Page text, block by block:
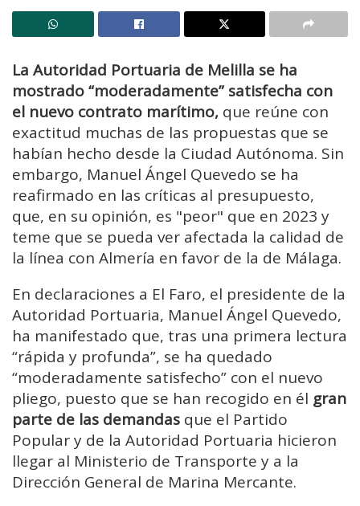
La Autoridad Portuaria de Melilla se ha
mostrado “moderadamente” satisfecha con
el nuevo contrato marítimo, que reúne con
exactitud muchas de las propuestas que se
habían hecho desde la Ciudad Autónoma. Sin
embargo, Manuel Ángel Quevedo se ha
reafirmado en las críticas al presupuesto,
que, en su opinión, es "peor" que en 2023 y
teme que se pueda ver afectada la calidad de
la línea con Almería en favor de la de Málaga.
En declaraciones a El Faro, el presidente de la
Autoridad Portuaria, Manuel Ángel Quevedo,
ha manifestado que, tras una primera lectura
“rápida y profunda”, se ha quedado
“moderadamente satisfecho” con el nuevo
pliego, puesto que se han recogido en él gran
parte de las demandas que el Partido
Popular y de la Autoridad Portuaria hicieron
llegar al Ministerio de Transporte y a la
Dirección General de Marina Mercante.